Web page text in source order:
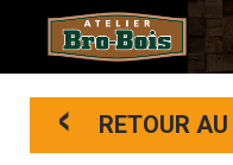
< RETOUR